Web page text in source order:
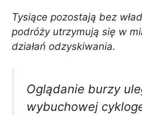
Tysiące pozostają bez
podróży utrzymują się w
działań odzyskiwania.
Oglądanie burzy
wybuchowej